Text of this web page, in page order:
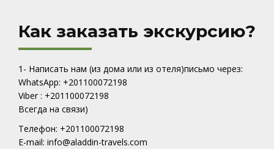
Как заказать экскурсию?
1- Написать нам (из дома или из отеля)письмо через:
WhatsApp: +201100072198
Viber : +201100072198
Всегда на связи)
Телефон: +201100072198
E-mail: info@aladdin-travels.com